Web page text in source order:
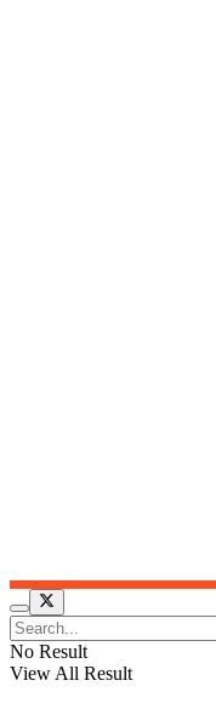
No Result
View All Result